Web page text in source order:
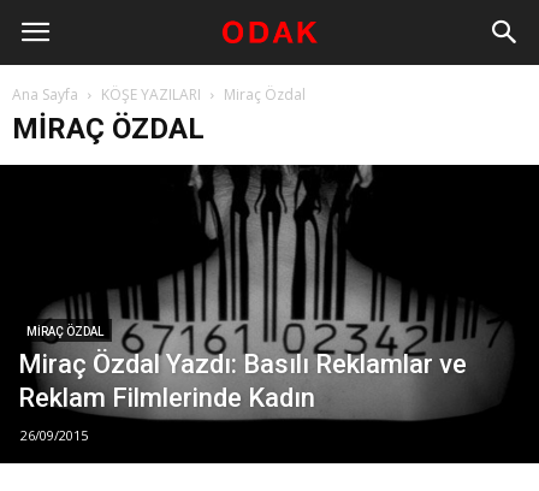
Ana Sayfa KÖŞE YAZILARI Miraç Özdal
MIRAÇ ÖZDAL
MIRAÇ ÖZDAL
Miraç Özdal Yazdı: Basılı Reklamlar ve
Reklam Filmlerinde Kadın
26/09/2015